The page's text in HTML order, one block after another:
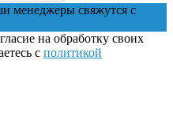
менеджеры свяжутся с
на обработку своих
с политикой